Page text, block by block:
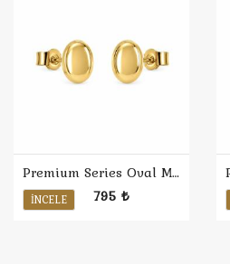
Premium Series Oval Minimal Küpe S
İNCELE 795 ₺